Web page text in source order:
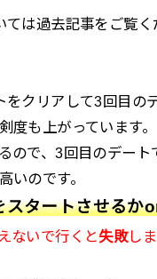
ては過去記事をご覧く
をクリアして3回目の
度も上がっています。
ので、3回目のデート
いのです。
スタートさせるか
ないで行くと失敗しま